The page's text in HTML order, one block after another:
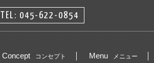
TEL: 045-622-0854
Concept コンセプト Menu メニュー